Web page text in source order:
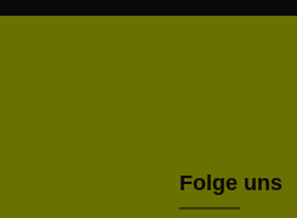
Folge uns